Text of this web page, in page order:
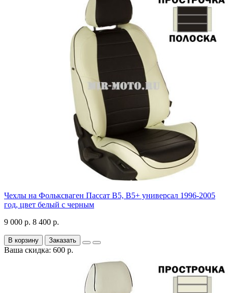
Чехлы на Фольксваген Пассат В5, В5+ универсал 1996-2005
год, цвет белый с черным
9 000 р. 8 400 р.
В корзину Заказать
Ваша скидка: 600 р.